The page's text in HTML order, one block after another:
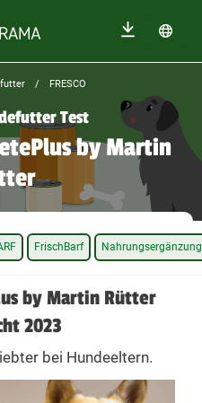
FRESCO
Test
by Martin
FrischBarf Nahrungsergänzung
by Martin Rütter
2023
bei Hundeeltern.